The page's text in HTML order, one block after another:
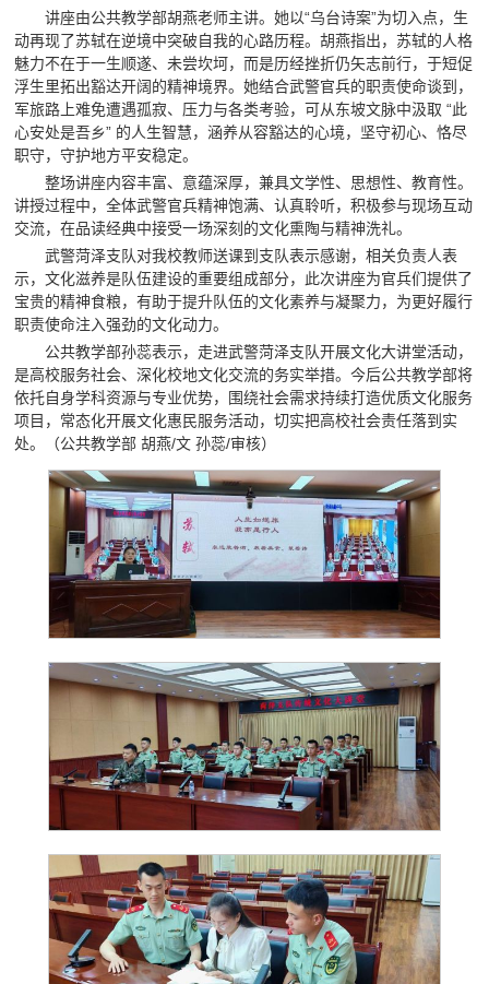
讲座由公共教学部胡燕老师主讲。她以“乌台诗案”为切入点，生
动再现了苏轼在逆境中突破自我的心路历程。胡燕指出，苏轼的人格
魅力不在于一生顺遂、未尝坎坷，而是历经挫折仍矢志前行，于短促
浮生里拓出豁达开阔的精神境界。她结合武警官兵的职责使命谈到，
军旅路上难免遭遇孤寂、压力与各类考验，可从东坡文脉中汲取 “此
心安处是吾乡” 的人生智慧，涵养从容豁达的心境，坚守初心、恪尽
职守，守护地方平安稳定。
整场讲座内容丰富、意蕴深厚，兼具文学性、思想性、教育性。
讲授过程中，全体武警官兵精神饱满、认真聆听，积极参与现场互动
交流，在品读经典中接受一场深刻的文化熏陶与精神洗礼。
武警菏泽支队对我校教师送课到支队表示感谢，相关负责人表
示，文化滋养是队伍建设的重要组成部分，此次讲座为官兵们提供了
宝贵的精神食粮，有助于提升队伍的文化素养与凝聚力，为更好履行
职责使命注入强劲的文化动力。
公共教学部孙蕊表示，走进武警菏泽支队开展文化大讲堂活动，
是高校服务社会、深化校地文化交流的务实举措。今后公共教学部将
依托自身学科资源与专业优势，围绕社会需求持续打造优质文化服务
项目，常态化开展文化惠民服务活动，切实把高校社会责任落到实
处。（公共教学部 胡燕/文 孙蕊/审核）